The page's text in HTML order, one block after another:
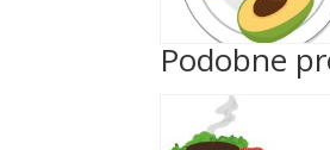
Podobne